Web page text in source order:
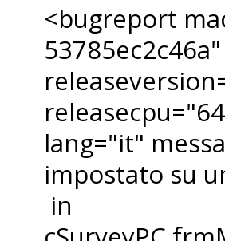
<bugreport
lang="it"
impostato su
in